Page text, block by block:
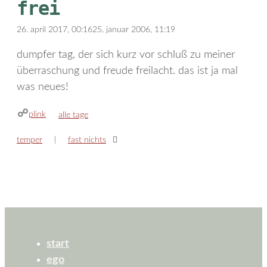
frei
26. april 2017, 00:1625. januar 2006, 11:19
dumpfer tag, der sich kurz vor schluß zu meiner
überraschung und freude freilacht. das ist ja mal
was neues!
plink kategorien
alle tage
temper fast nichts
start
ego